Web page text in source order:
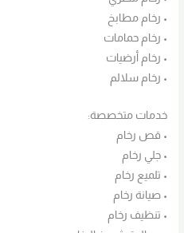
• رخام مطابخ
• رخام حمامات
• رخام أرضيات
• رخام سلالم
خدمات متخصصة:
• قص رخام
• جلي رخام
• تلميع رخام
• صيانة رخام
• تنظيف رخام